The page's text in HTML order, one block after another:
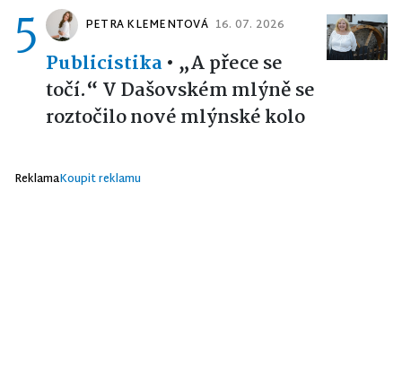
5 PETRA KLEMENTOVÁ 16. 07. 2026
Publicistika• „A přece se
točí.“ V Dašovském mlýně se
roztočilo nové mlýnské kolo
ReklamaKoupit reklamu